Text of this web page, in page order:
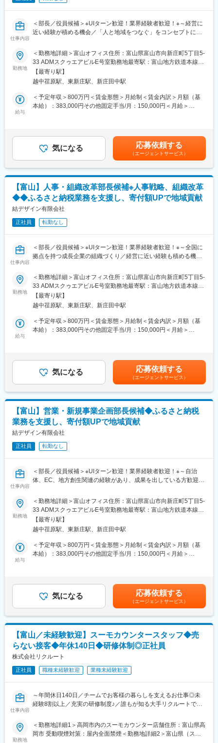
将来的には、クライアントの販促促進の企画立案や実行などもお
任せいたします。
■当社について：
流通小売業に特化し、顧客先常駐でクライアントに深く入り込む
し、「コスト」「効率」「マーケティング」など、さまざまな面
から販売促進を総合的に支援する会社です。売上500億円～3000
億円規模の顧客に対し、年間販促計画の立案からメディア制作、
実施、効果検証までの一連の業務を、クライアントのオフィス内
す。この強力な現場力に基づくプロジェクトマネジメント力と稀
有なビジネスモデルが評価され、厳しい環境下でも堅調な成長を
仕事内容
＜部長／役員候補＞※UIターン歓迎！業界経験者歓迎！※～経営に
近い経験が積める機会／「人と地域をつなぐ」をコンセプトに地
■業務内容：
部長候補として、社内のデジタル化、および地域事業者の実務を
支えるデジタル実装の推進を担当します。
1.「ふるさと納税do」を軸とした運用設計・最適化
寄附受付から配送管理までを行う基幹システムの機能を熟知し、
RPAや生成AIを駆使し、膨大な事務作業や進捗管理を自動化。社
員が「地域への直接的な対話や支援」により多くの時間を割ける
ニーズがあるか」を可視化し、自治体様や地域事業者が判断を行
うための客観的な資料を提供します。
4.全社的なITガバナンスの構築
情報セキュリティを担保しつつ、デジタルツールを導入・浸透さ
せ、組織全体の生産性とITリテラシーを向上させます。
5.地域事業者への伴走およびデジタル活用支援：
国や自治体の補助金も活用しながら、返礼品を提供する地元の生
産者や事業者に対し、受注・在庫管理のデジタル化やITツールの
導入を支援。事業者の現場に深く入り込み、アナログな事務負担
を軽減。生産者が「ものづくり」や「販路拡大」に専念できる体
■当ポジションの魅力：
◎地域事業者の変化を間近で支える手応え
自身の支援により、地域の生産者がITを使いこなし、売上拡大や
とができます。
◎裁量の大きい組織づくり
勤務地
＜勤務地詳細＞富山オフィス住所：富山県富山市向新庄町5丁目5‐
33 ADMスクゥエアビルE号室勤務地最寄駅：富山地方鉄道本線／
越中荏原駅駅受動喫煙対策：屋内全面禁煙
【最寄り駅】
越中荏原駅、東新庄駅、新庄田中駅
給与
＜予定年収＞800万円＜賃金形態＞月給制＜賃金内訳＞月額（基
本給）：383,000円その他固定手当/月：150,000円＜月給＞
ている方が対象賃金はあくまでも目安の金額であり、選考を通じ
て上下する可能性があります。月給(月額)は固定手当を含めた表記
です。
気になる 応募依頼する
（エージェントサービス）
【富山】人事・組織改革部長候補※人事戦略、組織改革
◆◆ふるさと納税業務を支援し、寄付額UPで地域貢献
結デザイン有限会社
正社員 転勤なし
仕事内容
＜部長／役員候補＞※UIターン歓迎！業界経験者歓迎！※～全国に
拠点を持つ成長企業の組織づくり／経営に近い経験も積める機会
に地域密着型の企業～
■業務内容：
部長候補として、経営戦略を人事の側面から具現化する全責任を
担います。
◇採用戦略の抜本的刷新と推進
「優秀な層を惹きつける」仕組みを構築します。
◇組織変革と理念の浸透（インナーブランディング）
組織の急拡大に伴う「部署間の壁」や「意識の乖離」を解消。地
◇成果と成長を最大化する評価制度の設計
制度改正などの激しい環境変化に柔軟に対応しつつ、個人の成果
と成長を正当に評価する報酬・評価制度の再構築。社員が「挑戦
することにメリットを感じる」仕組みを作ります。
◇次世代リーダー育成と教育体制の確立
自治体ビジネス特有の専門性と、民間企業としてのスピード感を
兼ね備えた人材を育てるための、実践的な研修・育成プログラム
を体系化します。
◇人事・労務マネジメントの高度化
データに基づいた組織分析（採用コスト・定着率・エンゲージメ
を行います。
■当ポジションの魅力：
◎「地方創生を人で加速させる」実感
決していく。その全ての基盤を自分が創ったという圧倒的な自負
を得られます。
勤務地
＜勤務地詳細＞富山オフィス住所：富山県富山市向新庄町5丁目5‐
33 ADMスクゥエアビルE号室勤務地最寄駅：富山地方鉄道本線／
越中荏原駅駅受動喫煙対策：屋内全面禁煙
【最寄り駅】
越中荏原駅、東新庄駅、新庄田中駅
給与
＜予定年収＞800万円＜賃金形態＞月給制＜賃金内訳＞月額（基
本給）：383,000円その他固定手当/月：150,000円＜月給＞
ている方が対象賃金はあくまでも目安の金額であり、選考を通じ
て上下する可能性があります。月給(月額)は固定手当を含めた表記
です。
気になる 応募依頼する
（エージェントサービス）
【富山】営業・新規事業企画部長候補◆ふるさと納税
業務を支援し、寄付額UPで地域貢献
結デザイン有限会社
正社員 転勤なし
仕事内容
＜部長／役員候補＞※UIターン歓迎！業界経験者歓迎！※～自治
体、EC、地方創生関連の経験があり、成果を出している方歓迎／
務の支援／「人と地域をつなぐ」をコンセプトに地域密着型の企
業～
■業務内容：
◇自治体への提案
契約自治体様と連携し、寄付額を拡大させるための提案を行うと
ともに、制度改正等の外部環境の変化に即応し、持続可能な運用
（紹介文・構成・写真）を戦略的に企画
◇組織運営
部門責任者として、数値管理のみならず、社員の能力向上やチー
ふるさと納税を入り口とした、交流人口の拡大や特産品の販路拡
張など、地域経済に貢献する新たな収益基盤を確立
■当ポジションの魅力：
◎自身の提案が自治体の税収増に直結し、それが教育や子育てと
いった形で地域住民に還元される実感を味わえます。
◎経営陣の右腕として、会社の将来を左右する重要な意思決定に
参加できます。
変更の範囲：会社の定める業務
勤務地
＜勤務地詳細＞富山オフィス住所：富山県富山市向新庄町5丁目5‐
33 ADMスクゥエアビルE号室勤務地最寄駅：富山地方鉄道本線／
越中荏原駅駅受動喫煙対策：屋内全面禁煙変更の範囲：会社の定
める事業所
【最寄り駅】
越中荏原駅、東新庄駅、新庄田中駅
給与
＜予定年収＞800万円＜賃金形態＞月給制＜賃金内訳＞月額（基
本給）：383,000円その他固定手当/月：150,000円＜月給＞
ている方が対象賃金はあくまでも目安の金額であり、選考を通じ
て上下する可能性があります。月給(月額)は固定手当を含めた表記
です。
気になる 応募依頼する
（エージェントサービス）
【富山／未経験歓迎】スーモカウンタースタッフ◆売
らない接客◆年休140日◆研修体制◎正社員
株式会社リクルート
正社員 職種未経験歓迎 業種未経験歓迎
仕事内容
～年間休日140日／チームでお客様の暮らしを支えるお仕事◎未
経験8割以上／充実の研修制度♪／誰もが知る大手リクルートで安
「売上を追う接客ではなく、お客様に寄り添いたい方へ。」
勤務地
＜勤務地詳細1＞高岡市内のスーモカウンター店舗住所：富山県高
岡市 受動喫煙対策：屋内全面禁煙＜勤務地詳細2＞富山県（スー